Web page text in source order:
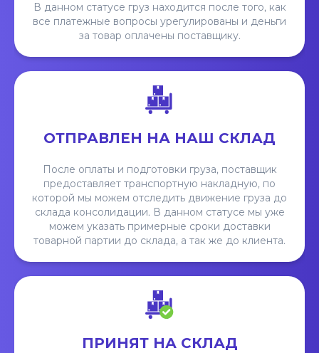
В данном статусе груз находится после того, как
все платежные вопросы урегулированы и деньги
за товар оплачены поставщику.
ОТПРАВЛЕН НА НАШ СКЛАД
После оплаты и подготовки груза, поставщик
предоставляет транспортную накладную, по
которой мы можем отследить движение груза до
склада консолидации. В данном статусе мы уже
можем указать примерные сроки доставки
товарной партии до склада, а так же до клиента.
ПРИНЯТ НА СКЛАД